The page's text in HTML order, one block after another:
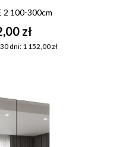
2 100-300cm
zł
dni: 1 152,00 zł